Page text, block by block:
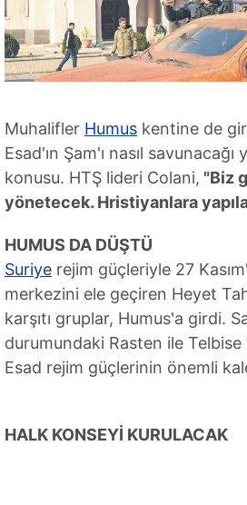
Muhalifler Humus kentine de
Esad'ın Şam'ı nasıl
konusu. HTŞ lideri Colani, "Biz
yönetecek. Hristiyanlara
HUMUS DA DÜŞTÜ
Suriye rejim güçleriyle 27
merkezini ele geçiren Heyet
karşıtı gruplar, Humus'a girdi.
durumundaki Rasten ile
Esad rejim güçlerinin önemli
HALK KONSEYİ KURULACAK